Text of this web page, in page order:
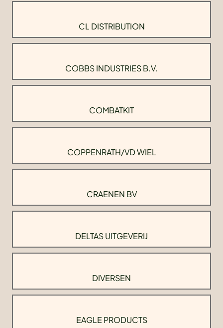
CL DISTRIBUTION
COBBS INDUSTRIES B.V.
COMBATKIT
COPPENRATH/VD WIEL
CRAENEN BV
DELTAS UITGEVERIJ
DIVERSEN
EAGLE PRODUCTS